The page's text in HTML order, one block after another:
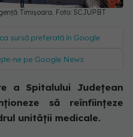
Timișoara. Foto: SCJUPBT
sursă preferată în Google
ne pe Google News
a Spitalului Județean
să reînființeze
unității medicale.